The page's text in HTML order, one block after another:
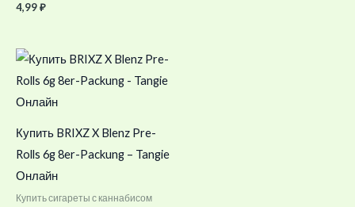
4,99₽
Купить BRIXZ X Blenz Pre-
Rolls 6g 8er-Packung – Tangie
Онлайн
Купить сигареты с каннабисом